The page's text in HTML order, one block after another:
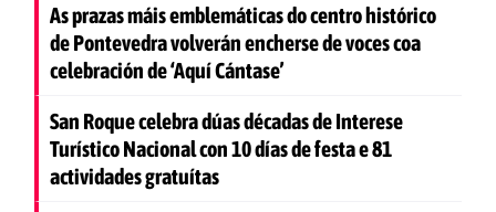
As prazas máis emblemáticas do centro histórico
de Pontevedra volverán encherse de voces coa
celebración de ‘Aquí Cántase’
San Roque celebra dúas décadas de Interese
Turístico Nacional con 10 días de festa e 81
actividades gratuítas